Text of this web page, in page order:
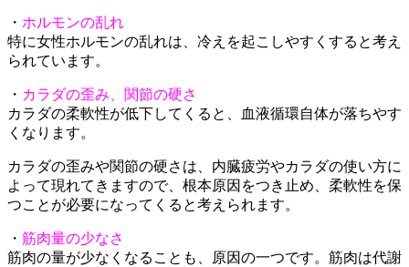
・ ホルモンの乱れ
特に女性ホルモンの乱れは、冷えを起こしやすくすると考え
られています。
・ カラダの歪み、関節の硬さ
カラダの柔軟性が低下してくると、血液循環自体が落ちやす
くなります。
カラダの歪みや関節の硬さは、内臓疲労やカラダの使い方に
よって現れてきますので、根本原因をつき止め、柔軟性を保
つことが必要になってくると考えられます。
・ 筋肉量の少なさ
筋肉の量が少なくなることも、原因の一つです。筋肉は代謝